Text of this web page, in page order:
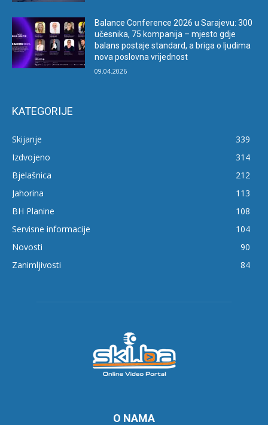
Balance Conference 2026 u Sarajevu: 300
učesnika, 75 kompanija – mjesto gdje
balans postaje standard, a briga o ljudima
nova poslovna vrijednost
09.04.2026
KATEGORIJE
Skijanje
339
Izdvojeno
314
Bjelašnica
212
Jahorina
113
BH Planine
108
Servisne informacije
104
Novosti
90
Zanimljivosti
84
O NAMA